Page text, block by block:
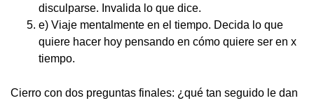
disculparse. Invalida lo que dice.
e) Viaje mentalmente en el tiempo. Decida lo que
quiere hacer hoy pensando en cómo quiere ser en x
tiempo.
Cierro con dos preguntas finales: ¿qué tan seguido le dan